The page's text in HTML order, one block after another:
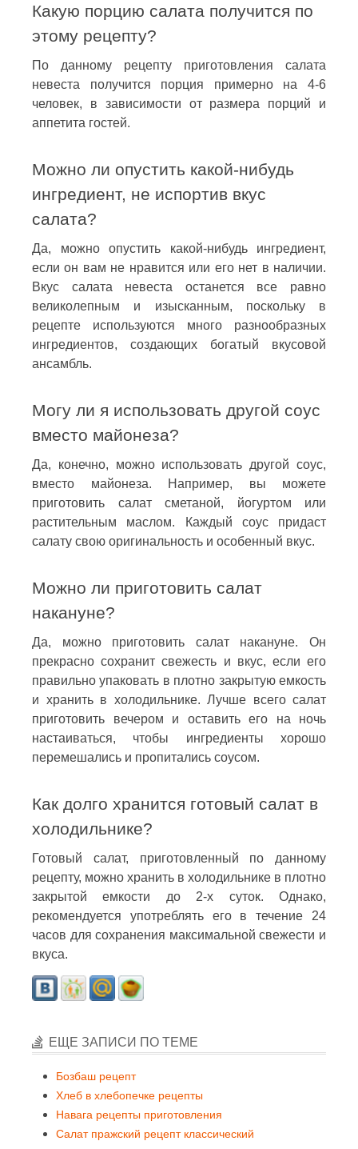
Какую порцию салата получится по
этому рецепту?
По данному рецепту приготовления салата
невеста получится порция примерно на 4-6
человек, в зависимости от размера порций и
аппетита гостей.
Можно ли опустить какой-нибудь
ингредиент, не испортив вкус
салата?
Да, можно опустить какой-нибудь ингредиент,
если он вам не нравится или его нет в наличии.
Вкус салата невеста останется все равно
великолепным и изысканным, поскольку в
рецепте используются много разнообразных
ингредиентов, создающих богатый вкусовой
ансамбль.
Могу ли я использовать другой соус
вместо майонеза?
Да, конечно, можно использовать другой соус,
вместо майонеза. Например, вы можете
приготовить салат сметаной, йогуртом или
растительным маслом. Каждый соус придаст
салату свою оригинальность и особенный вкус.
Можно ли приготовить салат
накануне?
Да, можно приготовить салат накануне. Он
прекрасно сохранит свежесть и вкус, если его
правильно упаковать в плотно закрытую емкость
и хранить в холодильнике. Лучше всего салат
приготовить вечером и оставить его на ночь
настаиваться, чтобы ингредиенты хорошо
перемешались и пропитались соусом.
Как долго хранится готовый салат в
холодильнике?
Готовый салат, приготовленный по данному
рецепту, можно хранить в холодильнике в плотно
закрытой емкости до 2-х суток. Однако,
рекомендуется употреблять его в течение 24
часов для сохранения максимальной свежести и
вкуса.
ЕЩЕ ЗАПИСИ ПО ТЕМЕ
Бозбаш рецепт
Хлеб в хлебопечке рецепты
Навага рецепты приготовления
Салат пражский рецепт классический